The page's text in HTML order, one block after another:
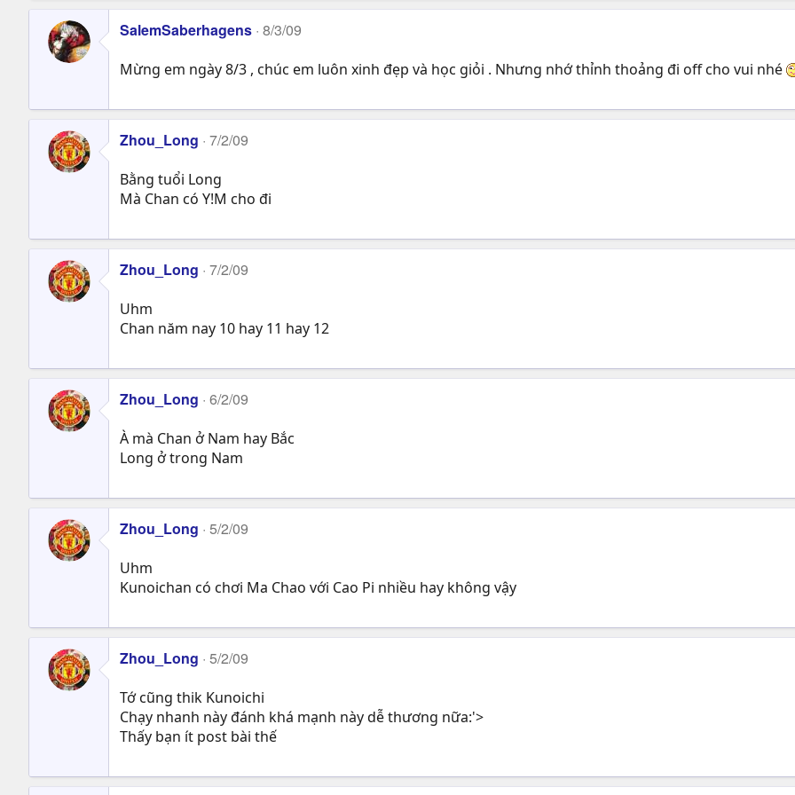
SalemSaberhagens 8/3/09
Mừng em ngày 8/3 , chúc em luôn xinh đẹp và học giỏi . Nhưng nhớ thỉnh thoảng đi off cho vui nhé
Zhou_Long 7/2/09
Bằng tuổi Long
Mà Chan có Y!M cho đi
Zhou_Long 7/2/09
Uhm
Chan năm nay 10 hay 11 hay 12
Zhou_Long 6/2/09
À mà Chan ở Nam hay Bắc
Long ở trong Nam
Zhou_Long 5/2/09
Uhm
Kunoichan có chơi Ma Chao với Cao Pi nhiều hay không vậy
Zhou_Long 5/2/09
Tớ cũng thik Kunoichi
Chạy nhanh này đánh khá mạnh này dễ thương nữa:'>
Thấy bạn ít post bài thế